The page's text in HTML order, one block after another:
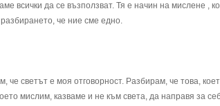
всички да се възползват. Тя е начин на мислене ,
че ние сме едно.
че светът е моя отговорност. Разбирам, че това,
мислим, казваме и не към света, да направя за